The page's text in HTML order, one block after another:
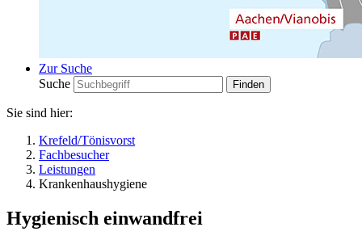
Zur Suche
Suche
Sie sind hier:
Krefeld/Tönisvorst
Fachbesucher
Leistungen
Krankenhaushygiene
Hygienisch einwandfrei